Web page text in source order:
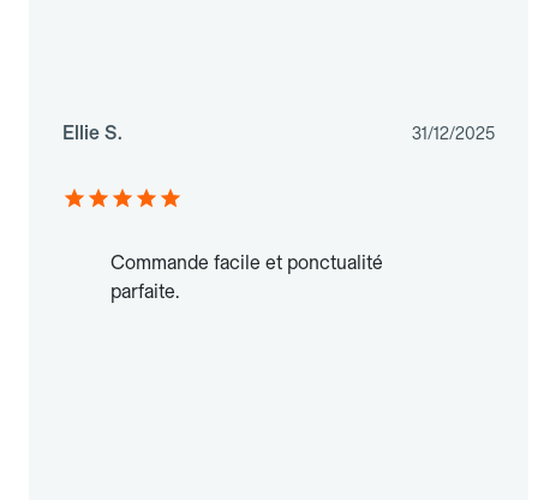
Ellie S. 31/12/2025
Commande facile et ponctualité
parfaite.